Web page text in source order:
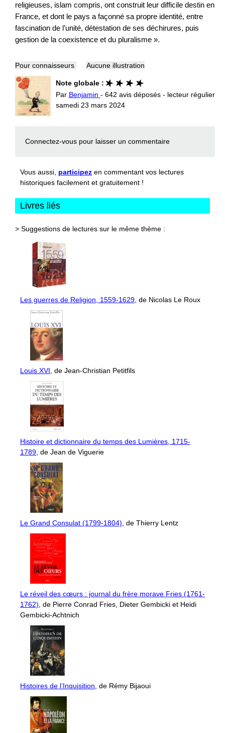
religieuses, islam compris, ont construit leur difficile destin en
France, et dont le pays a façonné sa propre identité, entre
fascination de l’unité, détestation de ses déchirures, puis
gestion de la coexistence et du pluralisme ».
Pour connaisseurs Aucune illustration
Note globale :
Par Benjamin - 642 avis déposés - lecteur régulier
samedi 23 mars 2024
Connectez-vous pour laisser un commentaire
Vous aussi, participez en commentant vos lectures
historiques facilement et gratuitement !
Livres liés
> Suggestions de lectures sur le même thème :
Les guerres de Religion, 1559-1629 , de Nicolas Le Roux
Louis XVI , de Jean-Christian Petitfils
Histoire et dictionnaire du temps des Lumières, 1715-
1789 , de Jean de Viguerie
Le Grand Consulat (1799-1804) , de Thierry Lentz
Le réveil des cœurs : journal du frère morave Fries (1761-
1762) , de Pierre Conrad Fries, Dieter Gembicki et Heidi
Gembicki-Achtnich
Histoires de l’Inquisition , de Rémy Bijaoui